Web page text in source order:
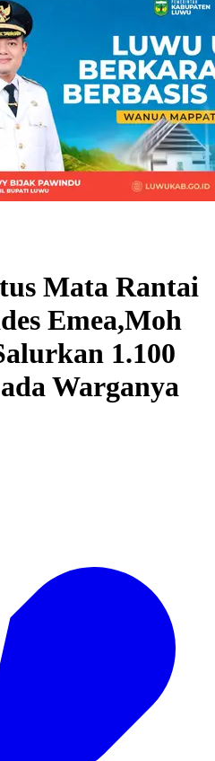
Mata Rantai
Emea,Moh
1.100
Warganya